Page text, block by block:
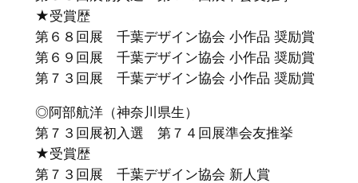
★受賞歴
第６８回展 千葉デザイン協会 小作品 奨励賞
第６９回展 千葉デザイン協会 小作品 奨励賞
第７３回展 千葉デザイン協会 小作品 奨励賞
◎阿部航洋（神奈川県生）
第７３回展初入選 第７４回展準会友推挙
★受賞歴
第７３回展 千葉デザイン協会 新人賞